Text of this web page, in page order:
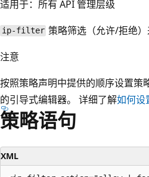
适用于：所有 API 管理层级
ip-filter 策略筛选（允许/拒绝）
注意
按照策略声明中提供的顺序设置策
的引导式编辑器。 详细了解如何设
策略语句
XML